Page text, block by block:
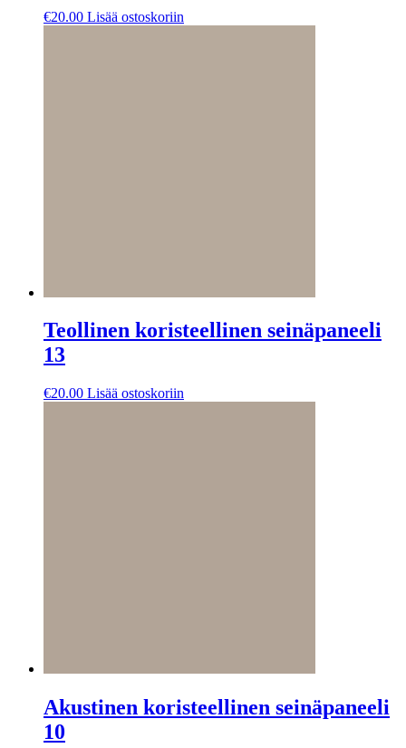
€20.00 Lisää ostoskoriin
Teollinen koristeellinen seinäpaneeli
13
€20.00 Lisää ostoskoriin
Akustinen koristeellinen seinäpaneeli
10